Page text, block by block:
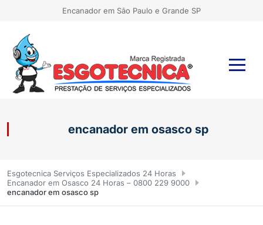
Encanador em São Paulo e Grande SP
encanador em osasco sp
Esgotecnica Serviços Especializados 24 Horas
Encanador em Osasco 24 Horas – 0800 229 9000
encanador em osasco sp